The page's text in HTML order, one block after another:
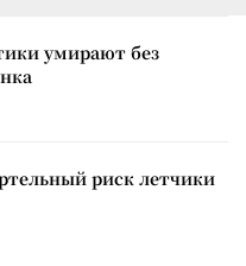
умирают без
риск летчики